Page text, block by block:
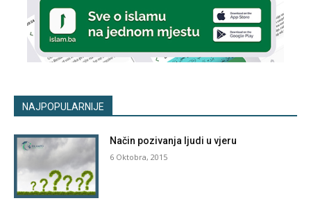
NAJPOPULARNIJE
Način pozivanja ljudi u vjeru
6 Oktobra, 2015